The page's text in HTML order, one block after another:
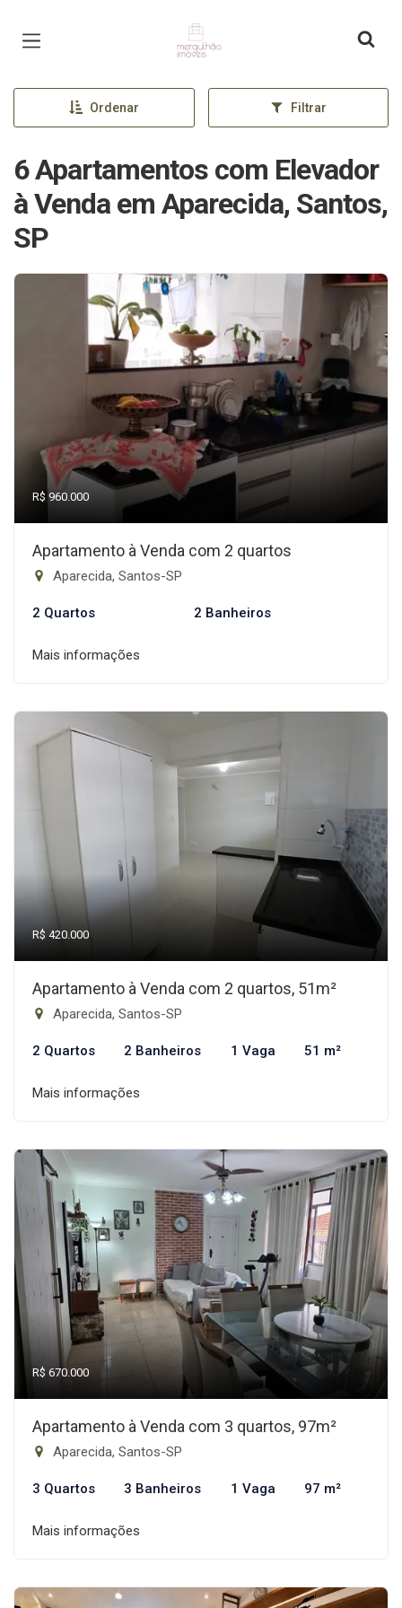
Página inicial
Ordenar Filtrar
6 Apartamentos com Elevador
à Venda em Aparecida, Santos,
SP
R$ 960.000
Apartamento à Venda com 2 quartos
Aparecida, Santos-SP
2 Quartos 2 Banheiros
Mais informações
R$ 420.000
Apartamento à Venda com 2 quartos, 51m²
Aparecida, Santos-SP
2 Quartos 2 Banheiros 1 Vaga 51 m²
Mais informações
R$ 670.000
Apartamento à Venda com 3 quartos, 97m²
Aparecida, Santos-SP
3 Quartos 3 Banheiros 1 Vaga 97 m²
Mais informações